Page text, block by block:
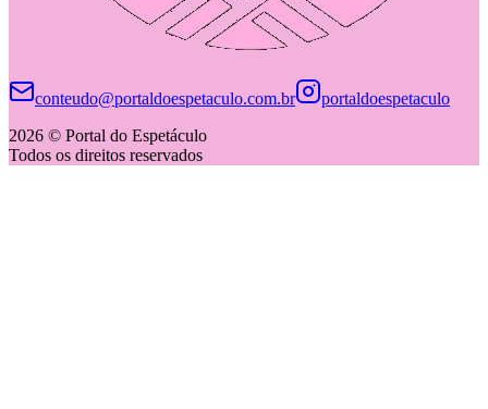
conteudo@portaldoespetaculo.com.br
portaldoespetaculo
2026 © Portal do Espetáculo
Todos os direitos reservados